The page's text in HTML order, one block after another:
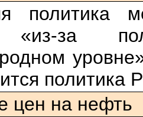
политика
«из-за
политика
цен на нефть